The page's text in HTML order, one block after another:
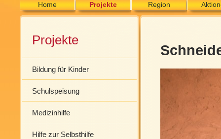
Home Projekte Region
Projekte
Bildung für Kinder
Schulspeisung
Medizinhilfe
Hilfe zur Selbsthilfe